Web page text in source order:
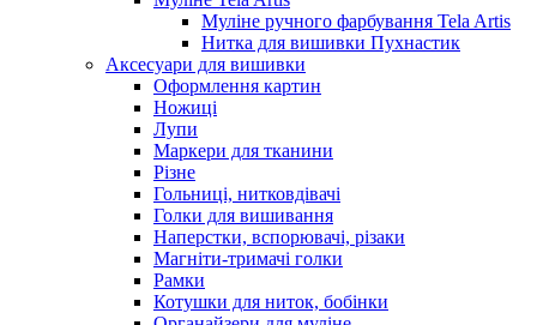
Муліне ручного фарбування Tela Artis
Нитка для вишивки Пухнастик
Аксесуари для вишивки
Оформлення картин
Ножиці
Лупи
Маркери для тканини
Різне
Гольниці, нитковдівачі
Голки для вишивання
Наперстки, вспорювачі, різаки
Магніти-тримачі голки
Рамки
Котушки для ниток, бобінки